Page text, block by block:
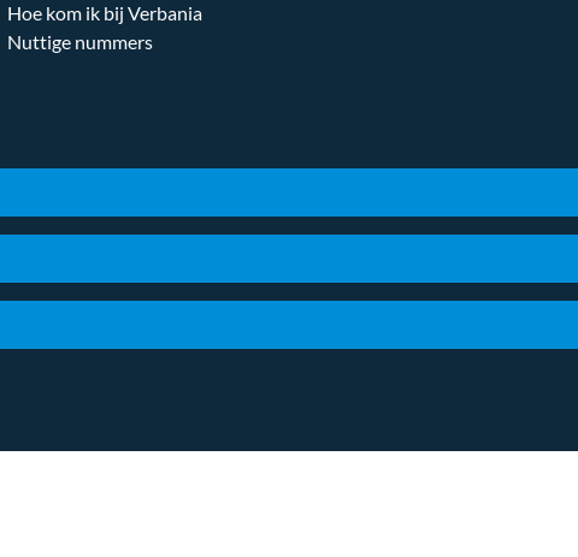
Hoe kom ik bij Verbania
Nuttige nummers